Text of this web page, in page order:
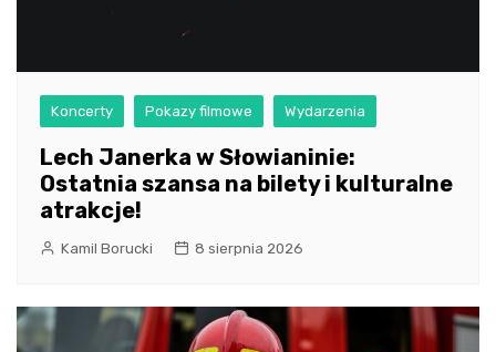
Koncerty Pokazy filmowe Wydarzenia
Lech Janerka w Słowianinie:
Ostatnia szansa na bilety i kulturalne
atrakcje!
Kamil Borucki 8 sierpnia 2026